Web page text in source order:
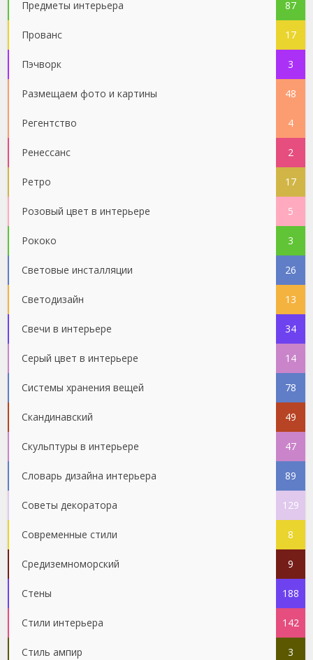
Предметы интерьера 87
Прованс 17
Пэчворк 3
Размещаем фото и картины 48
Регентство 4
Ренессанс 2
Ретро 17
Розовый цвет в интерьере 5
Рококо 3
Световые инсталляции 26
Светодизайн 13
Свечи в интерьере 34
Серый цвет в интерьере 14
Системы хранения вещей 78
Скандинавский 49
Скульптуры в интерьере 47
Словарь дизайна интерьера 89
Советы декоратора 129
Современные стили 8
Средиземноморский 9
Стены 188
Стили интерьера 142
Стиль ампир 3